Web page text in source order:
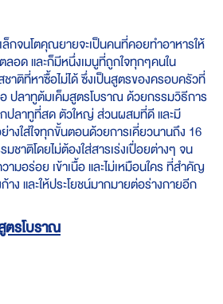
กจนโตคุณยายจะเป็นคนที่คอยทำอาหารให้
อด และก็มีหนึ่งเมนูที่ถูกใจทุกๆคนใน
ติที่หาซื้อไม่ได้ ซึ่งเป็นสูตรของครอบครัวที่
ปลาทูต้มเค็มสูตรโบราณ ด้วยกรรมวิธีการ
ปลาทูที่สด ตัวใหญ่ ส่วนผสมที่ดี และมี
งใส่ใจทุกขั้นตอนด้วยการเคี่ยวนานถึง 16
มชาติโดยไม่ต้องใส่สารเร่งเปื่อยต่างๆ จน
มอร่อย เข้าเนื้อ และไม่เหมือนใคร ที่สำคัญ
าง และให้ประโยชน์มากมายต่อร่างกายอีก
รโบราณ